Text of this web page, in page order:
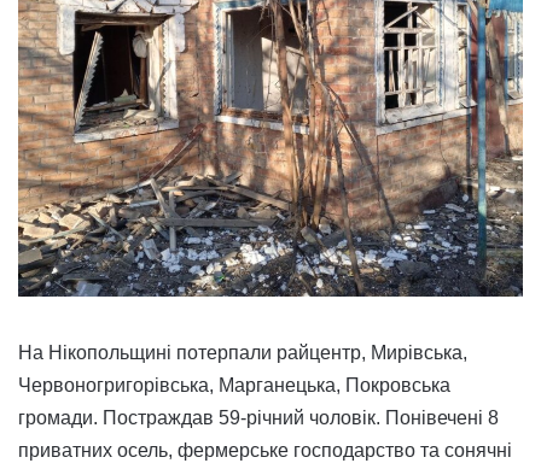
На Нікопольщині потерпали райцентр, Мирівська,
Червоногригорівська, Марганецька, Покровська
громади. Постраждав 59-річний чоловік. Понівечені 8
приватних осель, фермерське господарство та сонячні